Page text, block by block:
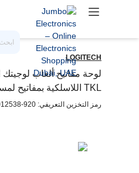
LOGITECH
TKL اللاسلكية بمفاتيح لمسية، أسود
رمز التخزين التعريفي: 920-012538